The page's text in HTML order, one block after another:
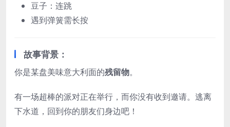
豆子：连跳
遇到弹簧需长按
故事背景：
你是某盘美味意大利面的残留物。
有一场超棒的派对正在举行，而你没有收到邀请。逃离
下水道，回到你的朋友们身边吧！